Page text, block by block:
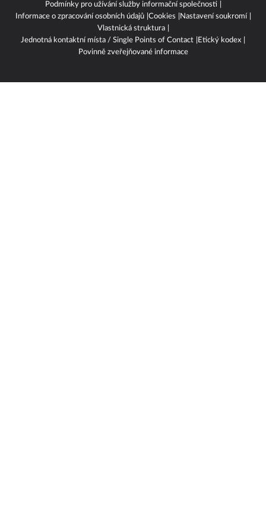
Podmínky pro užívání služby informační společnosti
Informace o zpracování osobních údajů Cookies
Nastavení soukromí
Vlastnická struktura
Jednotná kontaktní místa / Single Points of Contact
Etický kodex
Povinně zveřejňované informace